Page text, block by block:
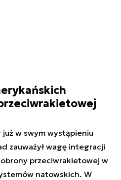
w swym wystąpieniu
zauważył wagę integracji
przeciwrakietowej w
natowskich. W